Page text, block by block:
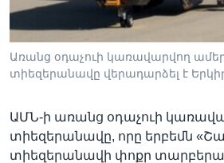
Լեզուներ
Առանց օդաչուի կառավարվող
տիեզերանավը վերադարձել է
ԱՄՆ-ի առանց օդաչուի
տիեզերանավը, որը երբեմն
տիեզերանավի փոքր